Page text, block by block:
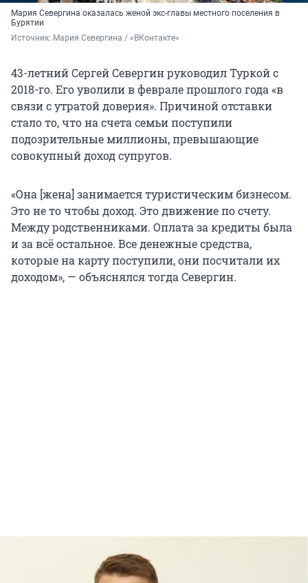
Мария Севергина оказалась женой экс-главы местного поселения в
Бурятии
Источник: Мария Севергина / «ВКонтакте»
43-летний Сергей Севергин руководил Туркой с
2018-го. Его уволили в феврале прошлого года «в
связи с утратой доверия». Причиной отставки
стало то, что на счета семьи поступили
подозрительные миллионы, превышающие
совокупный доход супругов.
«Она [жена] занимается туристическим бизнесом.
Это не то чтобы доход. Это движение по счету.
Между родственниками. Оплата за кредиты была
и за всё остальное. Все денежные средства,
которые на карту поступили, они посчитали их
доходом», — объяснялся тогда Севергин.